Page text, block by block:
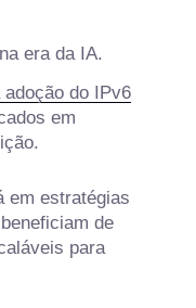
era da IA.
do IPv6
em
em estratégias
de
para